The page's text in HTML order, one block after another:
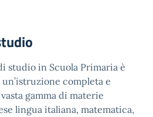
studio in Scuola Primaria è
completa e
gamma di materie
lingua italiana, matematica,